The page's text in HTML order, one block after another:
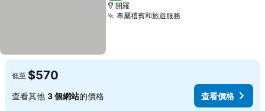
開羅
專屬禮賓和旅遊服務
低至 $570
查看其他 3 個網站的價格 查看價格